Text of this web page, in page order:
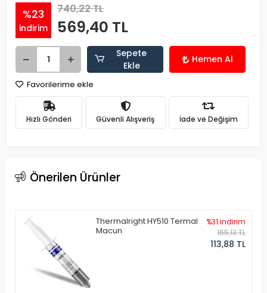
%23
indirim
740,22 TL
569,40 TL
Sepete
Ekle
Hemen Al
Favorilerime ekle
Hızlı Gönderi Güvenli Alışveriş İade ve Değişim
Önerilen Ürünler
Thermalright HY510 Termal
Macun
%31 indirim
165,13 TL
113,88 TL